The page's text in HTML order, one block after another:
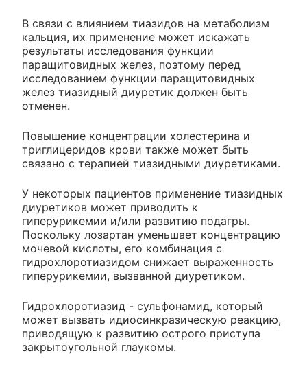
В связи с влиянием тиазидов на метаболизм
кальция, их применение может искажать
результаты исследования функции
паращитовидных желез, поэтому перед
исследованием функции паращитовидных
желез тиазидный диуретик должен быть
отменен.
Повышение концентрации холестерина и
триглицеридов крови также может быть
связано с терапией тиазидными диуретиками.
У некоторых пациентов применение тиазидных
диуретиков может приводить к
гиперурикемии и/или развитию подагры.
Поскольку лозартан уменьшает концентрацию
мочевой кислоты, его комбинация с
гидрохлоротиазидом снижает выраженность
гиперурикемии, вызванной диуретиком.
Гидрохлоротиазид - сульфонамид, который
может вызвать идиосинкразическую реакцию,
приводящую к развитию острого приступа
закрытоугольной глаукомы.